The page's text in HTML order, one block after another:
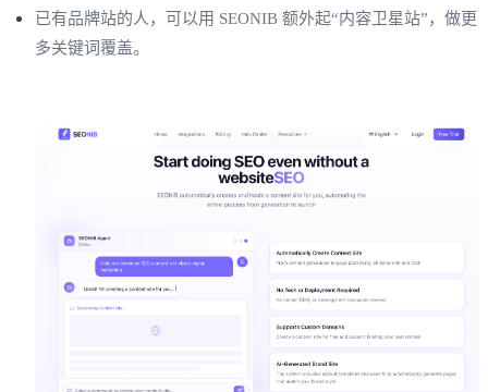
已有品牌站的人，可以用 SEONIB 额外起“内容卫星站”，做更
多关键词覆盖。